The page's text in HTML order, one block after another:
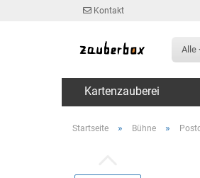
Kontakt
Alle
Kartenzauberei
Startseite » Bühne »